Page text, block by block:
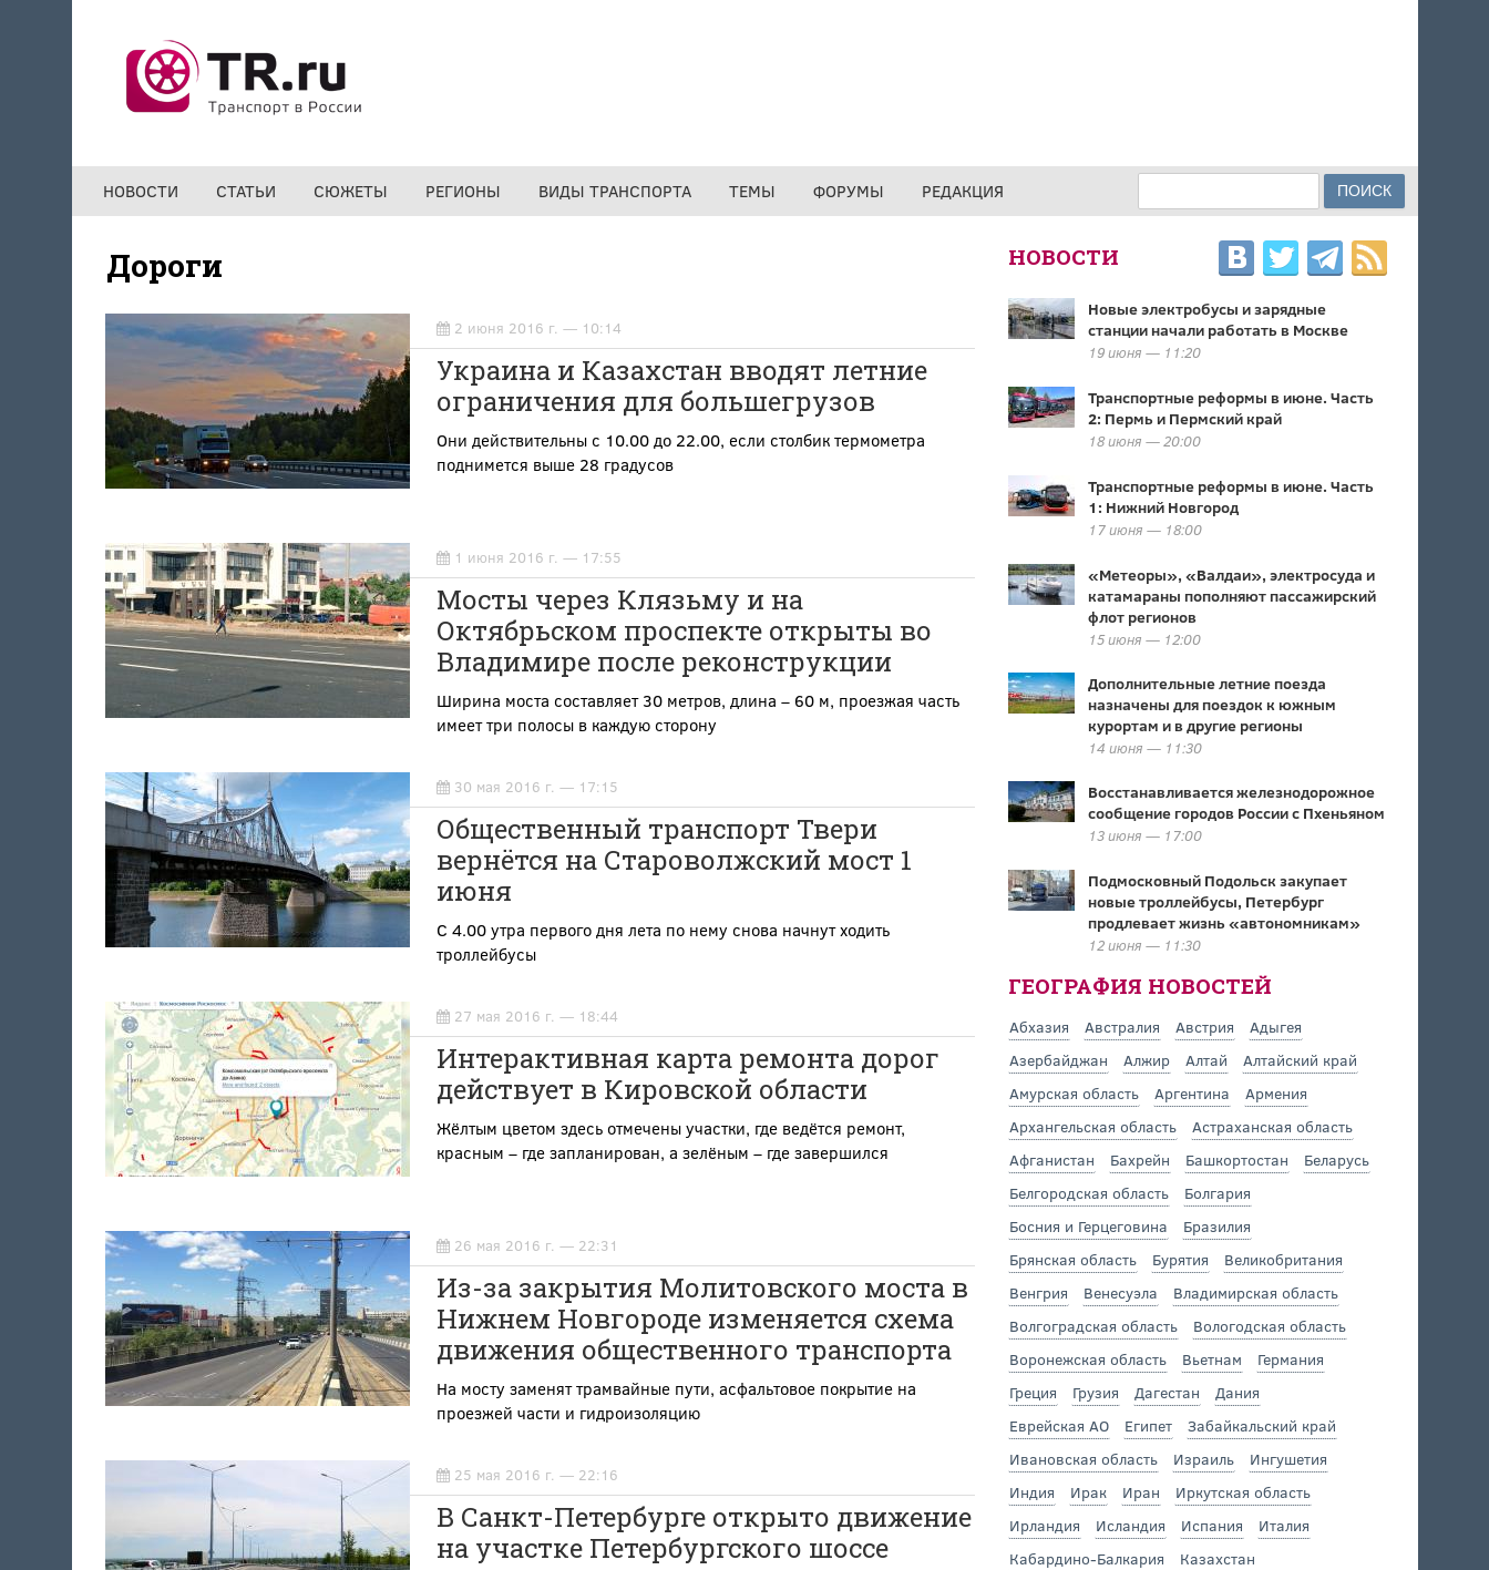
НОВОСТИ СТАТЬИ СЮЖЕТЫ РЕГИОНЫ ВИДЫ ТРАНСПОРТА ТЕМЫ ФОРУМЫ РЕДАКЦИЯ ФОРМА ПОИСКА
Дороги
2 июня 2016 г. — 10:14
Украина и Казахстан вводят летние
ограничения для большегрузов
Они действительны с 10.00 до 22.00, если столбик термометра
поднимется выше 28 градусов
1 июня 2016 г. — 17:55
Мосты через Клязьму и на
Октябрьском проспекте открыты во
Владимире после реконструкции
Ширина моста составляет 30 метров, длина – 60 м, проезжая часть
имеет три полосы в каждую сторону
30 мая 2016 г. — 17:15
Общественный транспорт Твери
вернётся на Староволжский мост 1
июня
С 4.00 утра первого дня лета по нему снова начнут ходить
троллейбусы
27 мая 2016 г. — 18:44
Интерактивная карта ремонта дорог
действует в Кировской области
Жёлтым цветом здесь отмечены участки, где ведётся ремонт,
красным – где запланирован, а зелёным – где завершился
26 мая 2016 г. — 22:31
Из-за закрытия Молитовского моста в
Нижнем Новгороде изменяется схема
движения общественного транспорта
На мосту заменят трамвайные пути, асфальтовое покрытие на
проезжей части и гидроизоляцию
25 мая 2016 г. — 22:16
В Санкт-Петербурге открыто движение
на участке Петербургского шоссе
НОВОСТИ
Новые электробусы и зарядные
станции начали работать в Москве
19 июня — 11:20
Транспортные реформы в июне. Часть
2: Пермь и Пермский край
18 июня — 20:00
Транспортные реформы в июне. Часть
1: Нижний Новгород
17 июня — 18:00
«Метеоры», «Валдаи», электросуда и
катамараны пополняют пассажирский
флот регионов
15 июня — 12:00
Дополнительные летние поезда
назначены для поездок к южным
курортам и в другие регионы
14 июня — 11:30
Восстанавливается железнодорожное
сообщение городов России с Пхеньяном
13 июня — 17:00
Подмосковный Подольск закупает
новые троллейбусы, Петербург
продлевает жизнь «автономникам»
12 июня — 11:30
ГЕОГРАФИЯ НОВОСТЕЙ
Абхазия Австралия Австрия
Адыгея
Азербайджан
Алжир Алтай
Алтайский край
Амурская область
Аргентина
Армения
Архангельская область
Астраханская область
Афганистан
Бахрейн Башкортостан
Беларусь
Белгородская область
Болгария
Босния и Герцеговина
Бразилия
Брянская область
Бурятия
Великобритания
Венгрия
Венесуэла
Владимирская область
Волгоградская область
Вологодская область
Воронежская область
Вьетнам
Германия
Греция
Грузия Дагестан
Дания
Еврейская АО
Египет
Забайкальский край
Ивановская область
Израиль
Ингушетия
Индия
Ирак Иран
Иркутская область
Ирландия
Исландия Испания
Италия
Кабардино-Балкария
Казахстан